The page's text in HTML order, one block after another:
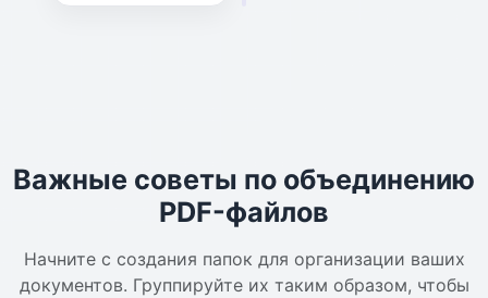
Важные советы по объединению
PDF-файлов
Начните с создания папок для организации ваших
документов. Группируйте их таким образом, чтобы